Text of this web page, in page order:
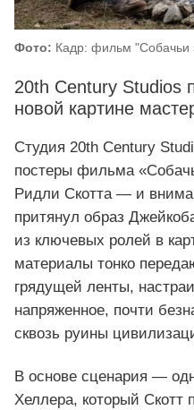
Фото: Кадр: фильм "Собачьи
20th Century Studios
новой картине
Студия 20th Century
постеры фильма
Ридли Скотта — и
притянул образ
из ключевых ролей в
материалы тонко
грядущей ленты,
напряженное, почти
сквозь руины
В основе сценария —
Хеллера, который Скотт